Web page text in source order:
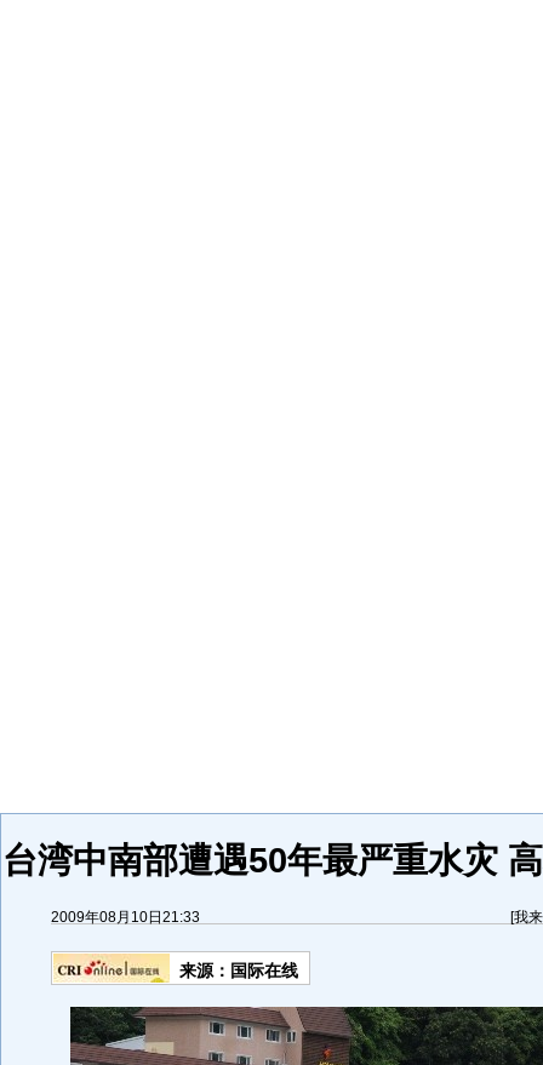
台湾中南部遭遇50年最严重水灾
2009年08月10日21:33 [我
来源： 国际在线